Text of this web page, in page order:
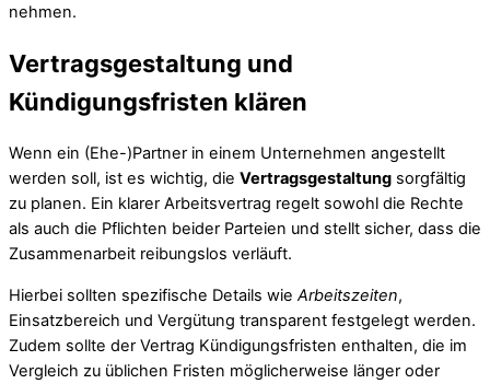
nehmen.
Vertragsgestaltung und
Kündigungsfristen klären
Wenn ein (Ehe-)Partner in einem Unternehmen angestellt
werden soll, ist es wichtig, die Vertragsgestaltung sorgfältig
zu planen. Ein klarer Arbeitsvertrag regelt sowohl die Rechte
als auch die Pflichten beider Parteien und stellt sicher, dass die
Zusammenarbeit reibungslos verläuft.
Hierbei sollten spezifische Details wie Arbeitszeiten,
Einsatzbereich und Vergütung transparent festgelegt werden.
Zudem sollte der Vertrag Kündigungsfristen enthalten, die im
Vergleich zu üblichen Fristen möglicherweise länger oder